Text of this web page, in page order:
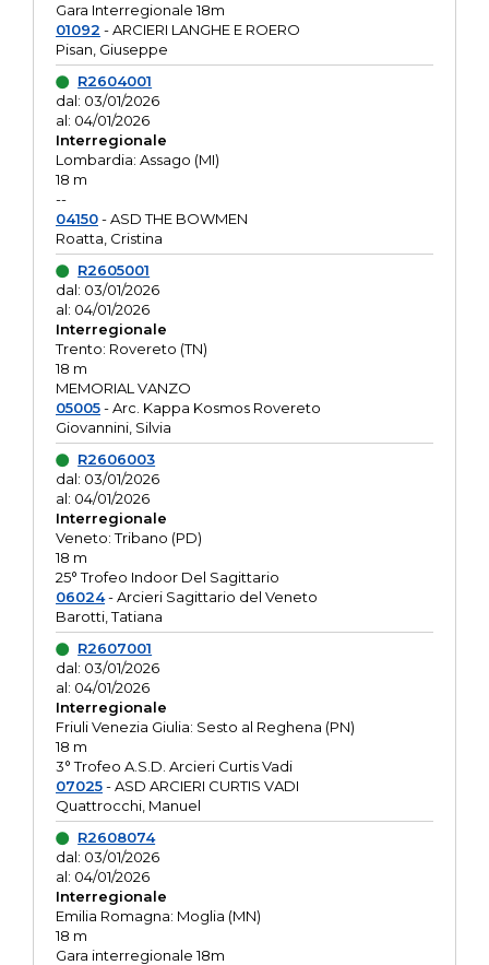
Gara Interregionale 18m
01092 - ARCIERI LANGHE E ROERO
Pisan, Giuseppe
R2604001
dal: 03/01/2026
al: 04/01/2026
Interregionale
Lombardia: Assago (MI)
18 m
--
04150- ASD THE BOWMEN
Roatta, Cristina
R2605001
dal: 03/01/2026
al: 04/01/2026
Interregionale
Trento: Rovereto (TN)
18 m
MEMORIAL VANZO
05005- Arc. Kappa Kosmos Rovereto
Giovannini, Silvia
R2606003
dal: 03/01/2026
al: 04/01/2026
Interregionale
Veneto: Tribano (PD)
18 m
25° Trofeo Indoor Del Sagittario
06024- Arcieri Sagittario del Veneto
Barotti, Tatiana
R2607001
dal: 03/01/2026
al: 04/01/2026
Interregionale
Friuli Venezia Giulia: Sesto al Reghena (PN)
18 m
3° Trofeo A.S.D. Arcieri Curtis Vadi
07025- ASD ARCIERI CURTIS VADI
Quattrocchi, Manuel
R2608074
dal: 03/01/2026
al: 04/01/2026
Interregionale
Emilia Romagna: Moglia (MN)
18 m
Gara interregionale 18m